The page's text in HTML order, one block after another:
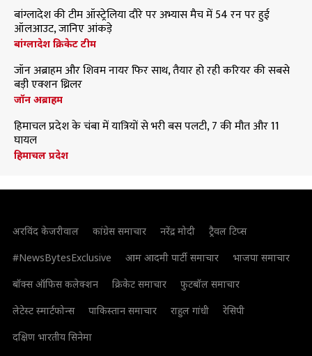
बांग्लादेश की टीम ऑस्ट्रेलिया दौरे पर अभ्यास मैच में 54 रन पर हुई
ऑलआउट, जानिए आंकड़े
बांग्लादेश क्रिकेट टीम
जॉन अब्राहम और शिवम नायर फिर साथ, तैयार हो रही करियर की सबसे
बड़ी एक्शन थ्रिलर
जॉन अब्राहम
हिमाचल प्रदेश के चंबा में यात्रियों से भरी बस पलटी, 7 की मौत और 11
घायल
हिमाचल प्रदेश
अरविंद केजरीवाल कांग्रेस समाचार नरेंद्र मोदी
ट्रैवल टिप्स
#NewsBytesExclusive
आम आदमी पार्टी समाचार
भाजपा समाचार
बॉक्स ऑफिस कलेक्शन
क्रिकेट समाचार
फुटबॉल समाचार
लेटेस्ट स्मार्टफोन्स
पाकिस्तान समाचार राहुल गांधी
रेसिपी
दक्षिण भारतीय सिनेमा